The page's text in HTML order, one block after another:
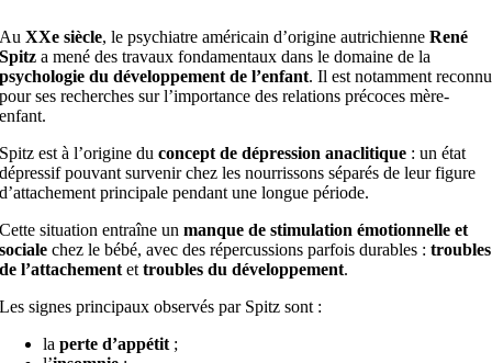
AuXXe siècle, le psychiatre américain d’origine autrichienneRené
Spitz a mené des travaux fondamentaux dans le domaine de la
psychologie du développement de l’enfant. Il est notamment reconnu
pour ses recherches sur l’importance des relations précoces mère-
enfant.
Spitz est à l’origine duconcept de dépression anaclitique : un état
dépressif pouvant survenir chez les nourrissons séparés de leur figure
d’attachement principale pendant une longue période.
Cette situation entraîne unmanque de stimulation émotionnelle et
sociale chez le bébé, avec des répercussions parfois durables :troubles
de l’attachement ettroubles du développement.
Les signes principaux observés par Spitz sont :
laperte d’appétit ;